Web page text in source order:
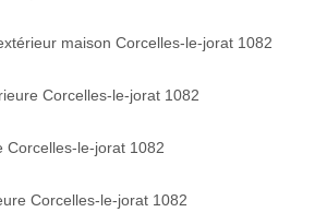
maison Corcelles-le-jorat 1082
Corcelles-le-jorat 1082
Corcelles-le-jorat 1082
Corcelles-le-jorat 1082